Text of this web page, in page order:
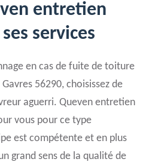
entretien
services
en cas de fuite de toiture
56290, choisissez de
aguerri. Queven entretien
vous pour ce type
est compétente et en plus
grand sens de la qualité de